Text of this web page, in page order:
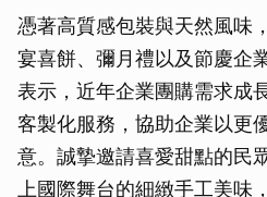
憑著高質感包裝與天然風味
宴喜餅、彌月禮以及節慶企
表示，近年企業團購需求成
客製化服務，協助企業以更
意。誠摯邀請喜愛甜點的民
上國際舞台的細緻手工美味